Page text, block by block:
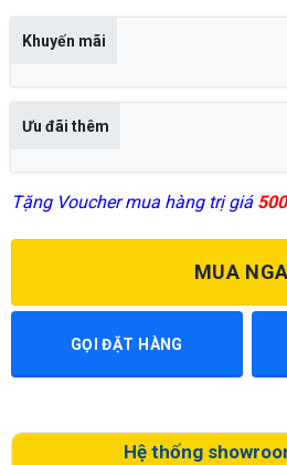
Khuyến mãi
Ưu đãi thêm
Tặng Voucher mua hàng trị giá
MUA
GỌI ĐẶT HÀNG
Hệ thống